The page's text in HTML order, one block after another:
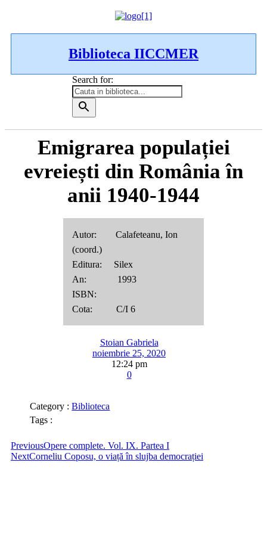
Biblioteca IICCMER
Search for:
Emigrarea populației
evreiești din România în
anii 1940-1944
Autor: Calafeteanu, Ion
(coord.)
Editura: Silex
An: 1993
ISBN:
Cota: C/I 6
Stoian Gabriela
noiembrie 25, 2020
12:24 pm
0
Category : Biblioteca
Tags :
PreviousOpere complete. Vol. IX. Partea I
NextCorneliu Coposu, o viață în slujba democrației